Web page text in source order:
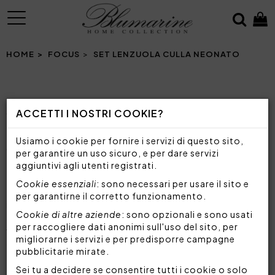
ACCETTI I NOSTRI COOKIE?
Usiamo i cookie per fornire i servizi di questo sito,
per garantire un uso sicuro, e per dare servizi
aggiuntivi agli utenti registrati.
Cookie essenziali: sono necessari per usare il sito e
per garantirne il corretto funzionamento.
Cookie di altre aziende: sono opzionali e sono usati
per raccogliere dati anonimi sull'uso del sito, per
migliorarne i servizi e per predisporre campagne
pubblicitarie mirate.
Sei tu a decidere se consentire tutti i cookie o solo
MENU
HOME FOCUS SET LENZUOLA CULLA NEONATO
SET LENZUOLA CULLA NEONATO
SCEGLI IL SET LENZUOLA PER CULLA PERFETTO
PER AVVOLGERE IL TUO PICCOLO E RENDERE LA
CAMERETTA UN'OASI DI DOLCEZZA
Tra gli accessori indispensabili per la prima infanzia,
set lenzuola per culla
assolutamente mancare, dato che garantiscono al
tuo bambino un sonno sereno e confortevole.
Oltre ad essere elementi funzionali, se scelte e
abbinate con cura,le lenzuola possono
aggiungere anche un tocco di stileche